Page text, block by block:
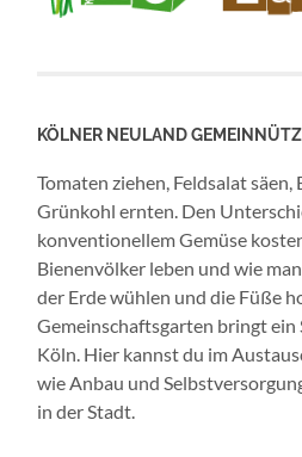
KÖLNER NEULAND
Tomaten ziehen, Feldsalat
Grünkohl ernten. Den
konventionellem Gemüse
Bienenvölker leben und wie
der Erde wühlen und die Füße
Gemeinschaftsgarten bringt ein
Köln. Hier kannst du im
wie Anbau und
in der Stadt.